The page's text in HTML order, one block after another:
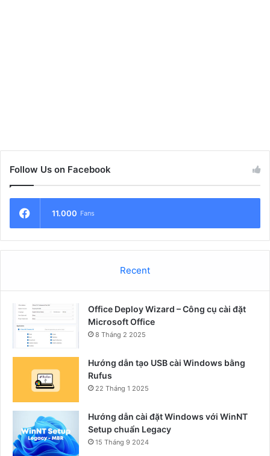
Follow Us on Facebook
11.000 Fans
Recent
Office Deploy Wizard – Công cụ cài đặt
Microsoft Office
8 Tháng 2 2025
Hướng dẫn tạo USB cài Windows bằng
Rufus
22 Tháng 1 2025
Hướng dẫn cài đặt Windows với WinNT
Setup chuẩn Legacy
15 Tháng 9 2024